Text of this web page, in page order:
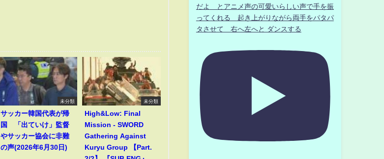
未分類
サッカー韓国代表が帰
国 「出ていけ」監督
やサッカー協会に非難
の声(2026年6月30日)
未分類
High&Low: Final
Mission - SWORD
Gathering Against
Kuryu Group 【Part.
だよ とアニメ声の可愛いらしい声で手を振
ってくれる 起き上がりながら両手をパタパ
タさせて 右へ左へと ダンスする